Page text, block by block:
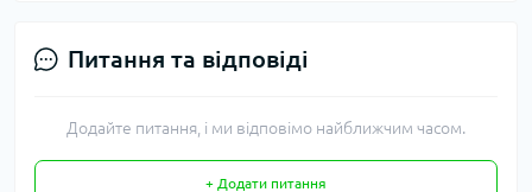
Питання та відповіді
Додайте питання, і ми відповімо найближчим часом.
+ Додати питання